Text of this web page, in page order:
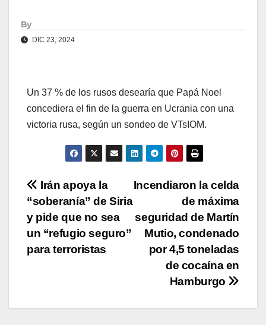
By
DIC 23, 2024
Un 37 % de los rusos desearía que Papá Noel
concediera el fin de la guerra en Ucrania con una
victoria rusa, según un sondeo de VTsIOM.
Navegación
de
entradas
Incendiaron la celda
de máxima
seguridad de Martín
Mutio, condenado
por 4,5 toneladas
de cocaína en
Hamburgo
Irán apoya la
“soberanía” de Siria
y pide que no sea
un “refugio seguro”
para terroristas